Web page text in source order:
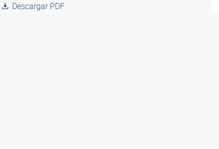
Descargar PDF